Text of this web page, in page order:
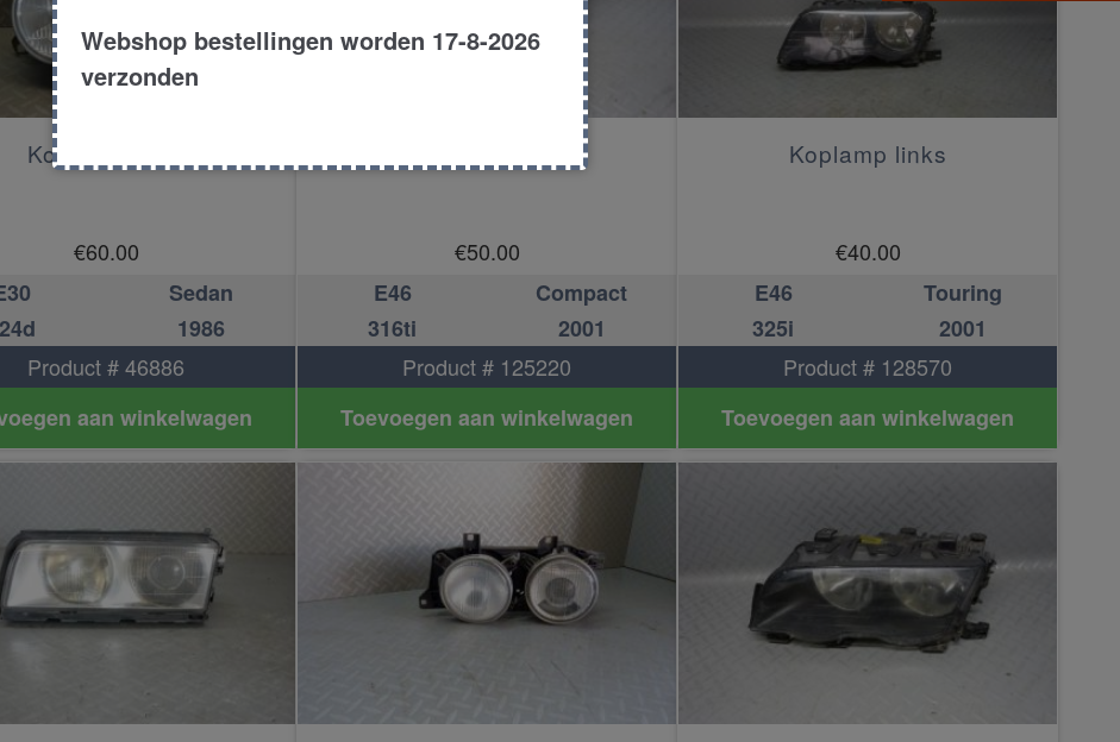
Koplamp links
€60.00
Sedan
1986
Product # 46886
aan winkelwagen
€50.00
E46
Compact
316ti
2001
Product # 125220
Toevoegen aan winkelwagen
Koplamp links
€40.00
E46
Touring
325i
2001
Product # 128570
Toevoegen aan winkelwagen
Webshop bestellingen worden 17-8-2026
verzonden